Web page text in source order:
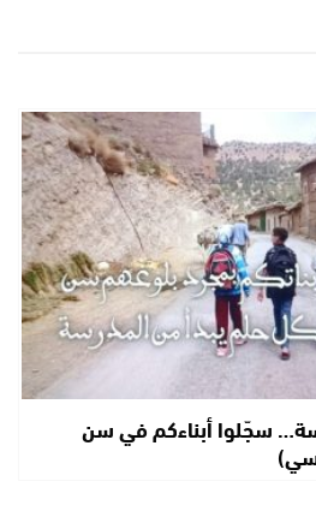
سجّلوا أبناءكم في سن